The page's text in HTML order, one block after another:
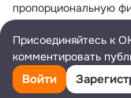
пропорциональную
зрительно добавит
Обладательницам
блузки с воротником
она еще больше
Девушкам/женщинам
Присоединяйтесь к
комментировать
Войти